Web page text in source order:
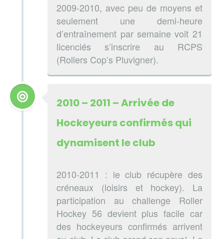
2009-2010, avec peu de moyens et
seulement une demi-heure
d’entraînement par semaine voit 21
licenciés s’inscrire au RCPS
(Rollers Cop’s Pluvigner).
2010 – 2011 – Arrivée de
Hockeyeurs confirmés qui
dynamisent le club
2010-2011 : le club récupère des
créneaux (loisirs et hockey). La
participation au challenge Roller
Hockey 56 devient plus facile car
des hockeyeurs confirmés arrivent